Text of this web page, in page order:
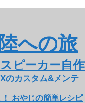
への旅
ピーカー自作
のカスタム&メンテ
おやじの簡単レシピ